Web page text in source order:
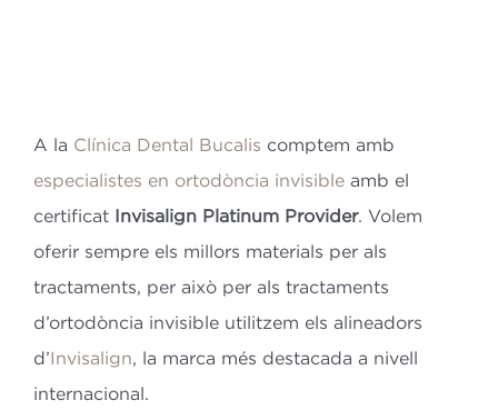
A la Clínica Dental Bucalis comptem amb
especialistes en ortodòncia invisibleamb el
certificat Invisalign Platinum Provider. Volem
oferir sempre els millors materials per als
tractaments, per això per als tractaments
d’ortodòncia invisible utilitzem els alineadors
d’Invisalign, la marca més destacada a nivell
internacional.